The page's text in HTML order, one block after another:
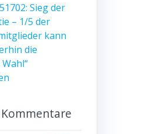
Sieg der
– 1/5 der
kann
die